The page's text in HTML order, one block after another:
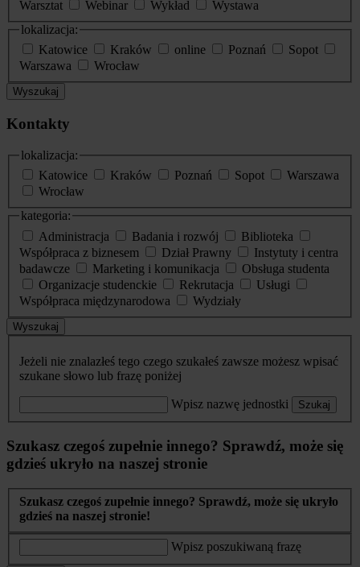
Warsztat
Webinar Wykład
Wystawa
lokalizacja:
Katowice
Kraków online Poznań
Sopot
Warszawa
Wrocław
Wyszukaj
Kontakty
lokalizacja:
Katowice
Kraków Poznań Sopot
Warszawa
Wrocław
kategoria:
Administracja
Badania i rozwój
Biblioteka
Współpraca z biznesem
Dział Prawny
Instytuty i centra
badawcze
Marketing i komunikacja
Obsługa studenta
Organizacje studenckie
Rekrutacja
Usługi
Współpraca międzynarodowa
Wydziały
Wyszukaj
Jeżeli nie znalazłeś tego czego szukałeś zawsze możesz wpisać
szukane słowo lub frazę poniżej
Wpisz nazwę jednostki Szukaj
Szukasz czegoś zupełnie innego? Sprawdź, może się
gdzieś ukryło na naszej stronie
Szukasz czegoś zupełnie innego? Sprawdź, może się ukryło
gdzieś na naszej stronie!
Wpisz poszukiwaną frazę